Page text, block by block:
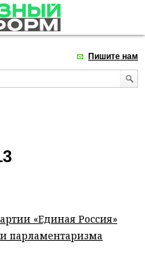
Пишите нам
«Единая Россия»
парламентаризма